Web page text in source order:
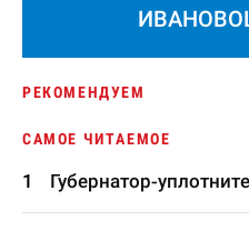
РЕКОМЕНДУЕМ
САМОЕ ЧИТАЕМОЕ
Губернатор-